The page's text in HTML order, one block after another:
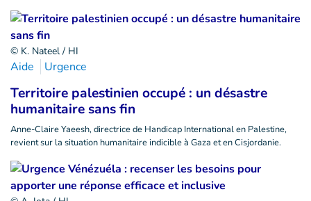
© K. Nateel / HI
Aide Urgence
Territoire palestinien occupé : un désastre
humanitaire sans fin
Anne-Claire Yaeesh, directrice de Handicap International en Palestine,
revient sur la situation humanitaire indicible à Gaza et en Cisjordanie.